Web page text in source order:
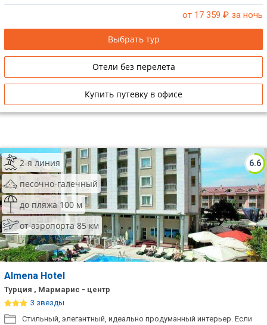
от 17 359 ₽ за ночь
Выбрать тур
Отели без перелета
Купить путевку в офисе
6.6
2-я линия
песочно-галечный
до пляжа 100 м
от аэропорта 85 км
Almena Hotel
Турция , Мармарис - центр
3 звезды
Стильный, элегантный, идеально продуманный интерьер. Если